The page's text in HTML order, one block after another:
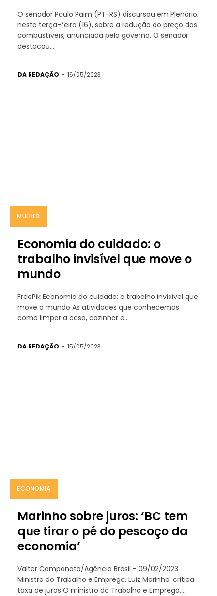
O senador Paulo Paim (PT-RS) discursou em Plenário,
nesta terça-feira (16), sobre a redução do preço dos
combustíveis, anunciada pelo governo. O senador
destacou...
DA REDAÇÃO - 16/05/2023
MULHER
Economia do cuidado: o
trabalho invisível que move o
mundo
FreePik Economia do cuidado: o trabalho invisível que
move o mundo As atividades que conhecemos
como limpar a casa, cozinhar e...
DA REDAÇÃO - 15/05/2023
ECONOMIA
Marinho sobre juros: ‘BC tem
que tirar o pé do pescoço da
economia’
Valter Campanato/Agência Brasil - 09/02/2023
Ministro do Trabalho e Emprego, Luiz Marinho, critica
taxa de juros O ministro do Trabalho e Emprego,...